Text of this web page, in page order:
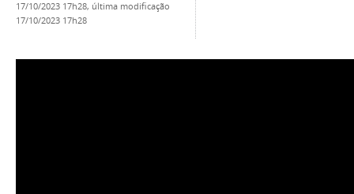
17/10/2023 17h28, última modificação
17/10/2023 17h28